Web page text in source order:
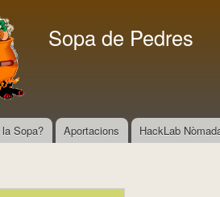
Sopa de Pedres
Sopa? Aportacions HackLab